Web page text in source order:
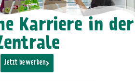
Karriere in der
Jetzt bewerben